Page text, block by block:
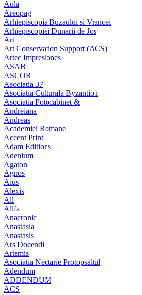
Aula
Areopag
Arhiepiscopia Buzaului si Vrancei
Arhiepiscopiei Dunarii de Jos
Art
Art Conservation Support (ACS)
Artec Impresiones
ASAB
ASCOR
Asociatia 37
Asociatia Culturala Byzantion
Asociatia Fotocabinet &
Andreiana
Andreas
Academiei Romane
Accent Print
Adam Editions
Adenium
Agaton
Agnos
Aius
Alexis
All
Allfa
Anacronic
Anastasia
Anastasis
Ars Docendi
Artemis
Asociatia Nectarie Protopsaltul
Adendum
ADDENDUM
ACS